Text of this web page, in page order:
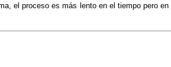
el proceso es más lento en el tiempo pero